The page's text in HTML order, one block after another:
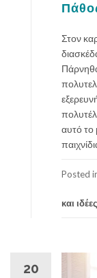
Στον
αυτό το
Posted
και ιδέες
20